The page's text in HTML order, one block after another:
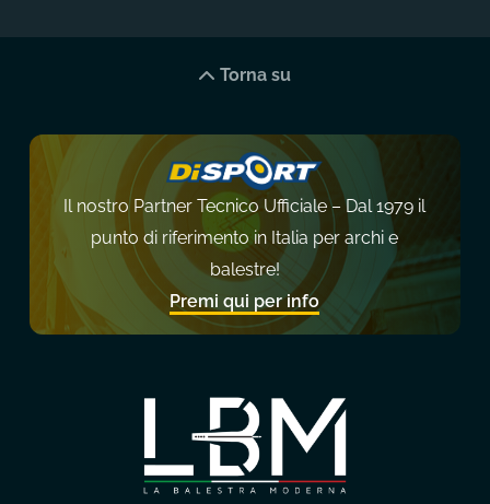
Torna su
Il nostro Partner Tecnico Ufficiale – Dal 1979 il
punto di riferimento in Italia per archi e
balestre!
Premi qui per info